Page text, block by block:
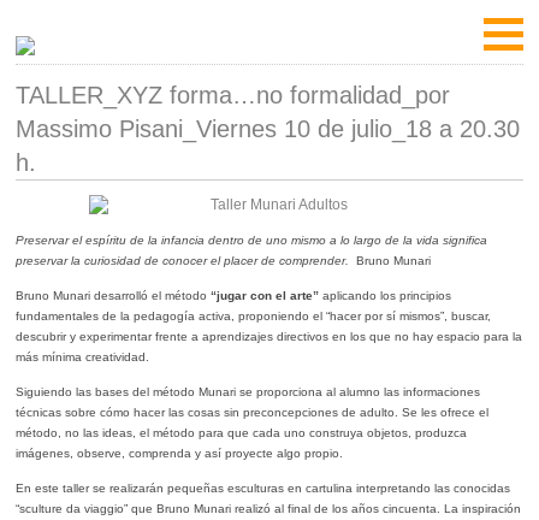
TALLER_XYZ forma…no formalidad_por
Massimo Pisani_Viernes 10 de julio_18 a 20.30
h.
Preservar el espíritu de la infancia dentro de uno mismo a lo largo de la vida significa
preservar la curiosidad de conocer el placer de comprender.
Bruno Munari
Bruno Munari desarrolló el método“jugar con el arte” aplicando los principios
fundamentales de la pedagogía activa, proponiendo el “hacer por sí mismos”, buscar,
descubrir y experimentar frente a aprendizajes directivos en los que no hay espacio para la
más mínima creatividad.
Siguiendo las bases del método Munari se proporciona al alumno las informaciones
técnicas sobre cómo hacer las cosas sin preconcepciones de adulto. Se les ofrece el
método, no las ideas, el método para que cada uno construya objetos, produzca
imágenes, observe, comprenda y así proyecte algo propio.
En este taller se realizarán pequeñas esculturas en cartulina interpretando las conocidas
“sculture da viaggio” que Bruno Munari realizó al final de los años cincuenta. La inspiración